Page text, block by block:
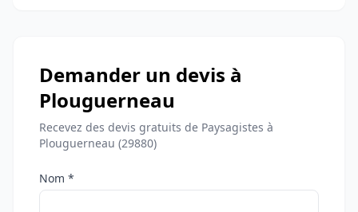
Demander un devis à
Plouguerneau
Recevez des devis gratuits de Paysagistes à
Plouguerneau (29880)
Nom *